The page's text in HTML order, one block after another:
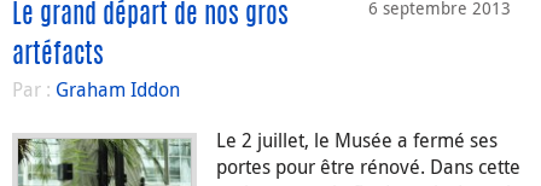
6 septembre 2013
Le grand départ de nos gros
artéfacts
Par : Graham Iddon
Le 2 juillet, le Musée a fermé ses
portes pour être rénové. Dans cette